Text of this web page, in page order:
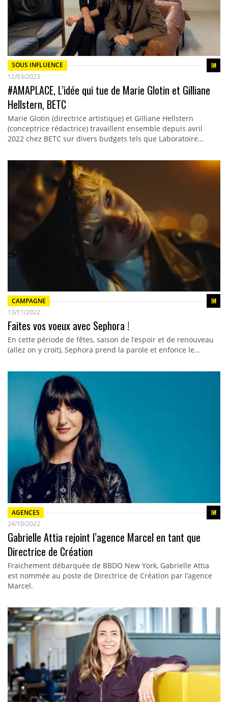
SOUS INFLUENCE
12/03/2023
#AMAPLACE, L’idée qui tue de Marie Glotin et Gilliane
Hellstern, BETC
Marie Glotin (directrice artistique) et Gilliane Hellstern
(conceptrice rédactrice) travaillent ensemble depuis avril
2022 chez BETC sur divers budgets tels que Laboratoire…
CAMPAGNE
13/11/2022
Faites vos voeux avec Sephora !
En cette période de fêtes, saison de l’espoir et de renouveau
(allez on y croit), Sephora prend la parole et enfonce le…
AGENCES
24/10/2022
Gabrielle Attia rejoint l’agence Marcel en tant que
Directrice de Création
Fraichement débarquée de BBDO New York, Gabrielle Attia
est nommée au poste de Directrice de Création par l’agence
Marcel.